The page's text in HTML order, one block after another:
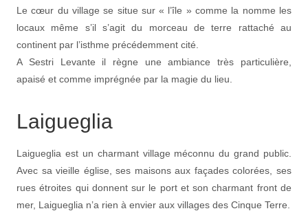
Le cœur du village se situe sur « l’île » comme la nomme les
locaux même s’il s’agit du morceau de terre rattaché au
continent par l’isthme précédemment cité.
A Sestri Levante il règne une ambiance très particulière,
apaisé et comme imprégnée par la magie du lieu.
Laigueglia
Laigueglia est un charmant village méconnu du grand public.
Avec sa vieille église, ses maisons aux façades colorées, ses
rues étroites qui donnent sur le port et son charmant front de
mer, Laigueglia n’a rien à envier aux villages des Cinque Terre.